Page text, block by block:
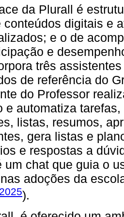
da Plurall é
conteúdos digitais e
e o de
e
três
de referência do
do Professor
e automatiza
listas, resumos,
gera listas e
e respostas a
um chat que guia o
adoções da
).